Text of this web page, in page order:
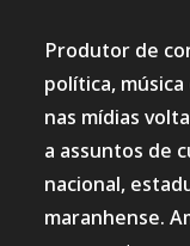
Produtor de
política,
nas mídias
a assuntos de
nacional,
maranhense.